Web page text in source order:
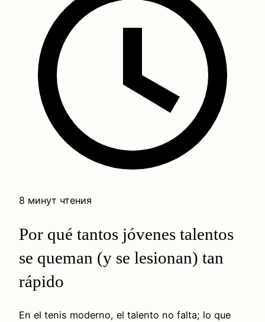
8 минут чтения
Por qué tantos jóvenes talentos
se queman (y se lesionan) tan
rápido
En el tenis moderno, el talento no falta; lo que